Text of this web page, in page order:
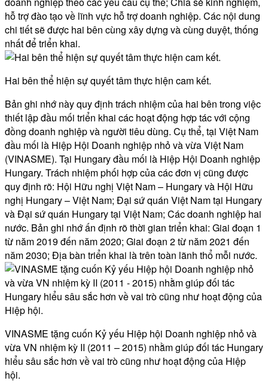
hỗ trợ đào tạo về lĩnh vực hỗ trợ doanh nghiệp. Các nội dung
chi tiết sẽ được hai bên cùng xây dựng và cùng duyệt, thống
nhất để triển khai.
Hai bên thể hiện sự quyết tâm thực hiện cam kết.
Bản ghi nhớ này quy định trách nhiệm của hai bên trong việc
thiết lập đầu mối triển khai các hoạt động hợp tác với cộng
đồng doanh nghiệp và người tiêu dùng. Cụ thể, tại Việt Nam
đầu mối là Hiệp Hội Doanh nghiệp nhỏ và vừa Việt Nam
(VINASME). Tại Hungary đầu mối là Hiệp Hội Doanh nghiệp
Hungary. Trách nhiệm phối hợp của các đơn vị cũng được
quy định rõ: Hội Hữu nghị Việt Nam – Hungary và Hội Hữu
nghị Hungary – Việt Nam; Đại sứ quán Việt Nam tại Hungary
và Đại sứ quán Hungary tại Việt Nam; Các doanh nghiệp hai
nước. Bản ghi nhớ ấn định rõ thời gian triển khai: Giai đoạn 1
từ năm 2019 đến năm 2020; Giai đoạn 2 từ năm 2021 đến
năm 2030; Địa bàn triển khai là trên toàn lãnh thổ mỗi nước.
VINASME tặng cuốn Kỷ yếu Hiệp hội Doanh nghiệp nhỏ và
vừa VN nhiệm kỳ II (2011 – 2015) nhằm giúp đối tác Hungary
hiểu sâu sắc hơn về vai trò cũng như hoạt động của Hiệp
hội.